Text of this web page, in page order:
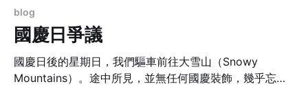
blog
國慶日爭議
國慶日後的星期日，我們驅車前往大雪山（Snowy
Mountains）。途中所見，並無任何國慶裝飾，幾乎忘記